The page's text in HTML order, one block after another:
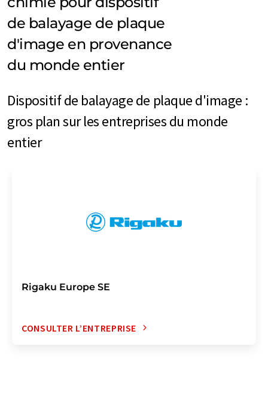
de balayage de plaque
d'image en provenance
du monde entier
Dispositif de balayage de plaque d'image :
gros plan sur les entreprises du monde
entier
Rigaku Europe SE
CONSULTER L’ENTREPRISE